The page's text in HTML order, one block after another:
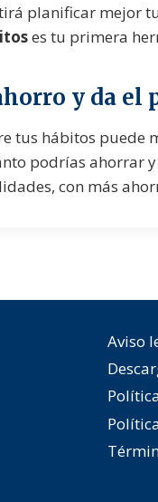
planificar mejor
es tu primera
y da
tus hábitos puede
podrías ahorrar
con más
Aviso